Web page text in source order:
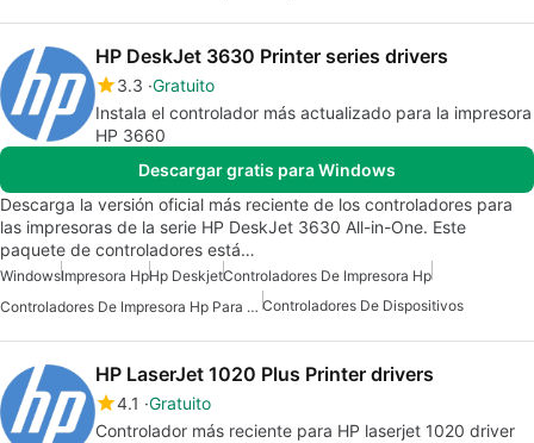
HP DeskJet 3630 Printer series drivers
3.3 Gratuito
Instala el controlador más actualizado para la impresora
HP 3660
Descargar gratis para Windows
Descarga la versión oficial más reciente de los controladores para
las impresoras de la serie HP DeskJet 3630 All-in-One. Este
paquete de controladores está…
WindowsImpresora HpHp DeskjetControladores De Impresora Hp
Controladores De Impresora Hp Para Windows Controladores De Dispositivos
HP LaserJet 1020 Plus Printer drivers
4.1 Gratuito
Controlador más reciente para HP laserjet 1020 driver